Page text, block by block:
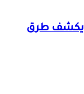
يكشف طرق